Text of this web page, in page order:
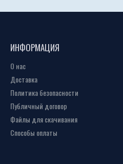
ИНФОРМАЦИЯ
О нас
Доставка
Политика безопасности
Публичный договор
Файлы для скачивания
Способы оплаты